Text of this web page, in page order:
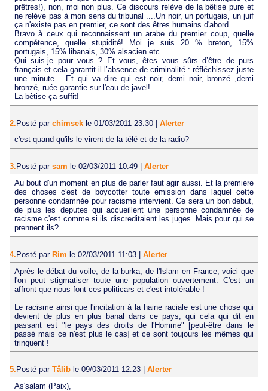
prêtres!), non, moi non plus. Ce discours relève de la bêtise pure et
ne relève pas à mon sens du tribunal ....Un noir, un portugais, un juif
ça n'existe pas en premier, ce sont des êtres humains d'abord ...
Bravo à ceux qui reconnaissent un arabe du premier coup, quelle
compétence, quelle stupidité! Moi je suis 20 % breton, 15%
portugais, 15% libanais, 30% alsacien etc .
Qui suis-je pour vous ? Et vous, êtes vous sûrs d’être de purs
français et cela garantit-il l’absence de criminalité : réfléchissez juste
une minute… Et qui va dire qui est noir, demi noir, bronzé ,demi
bronzé, ruée garantie sur l'eau de javel!
La bêtise ça suffit!
2.Posté par chimsek le 01/03/2011 23:30 | Alerter
c'est quand qu'ils le virent de la télé et de la radio?
3. Posté par sam le 02/03/2011 10:49
Alerter
Au bout d'un moment en plus de parler faut agir aussi. Et la premiere
des choses c'est de boycotter toute emission dans laquel cette
personne condamnée pour racisme intervient. Ce sera un bon debut,
de plus les deputes qui accueillent une personne condamnée de
racisme c'est comme si ils discreditaient les juges. Mais pour qui se
prennent ils?
4.Posté par Rim le 02/03/2011 11:03 | Alerter
Après le débat du voile, de la burka, de l'Islam en France, voici que
l'on peut stigmatiser toute une population ouvertement. C'est un
affront que nous font ces politicars et c'est intolérable !
Le racisme ainsi que l'incitation à la haine raciale est une chose qui
devient de plus en plus banal dans ce pays, qui cela qui dit en
passant est "le pays des droits de l'Homme" [peut-être dans le
passé mais ce n'est plus le cas] et ce sont toujours les mêmes qui
trinquent !
5. Posté par Tâlib le 09/03/2011 12:23
Alerter
As'salam (Paix),